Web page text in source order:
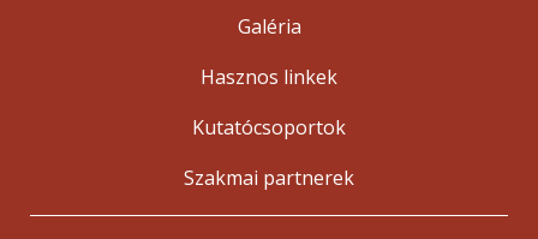
Galéria
Hasznos linkek
Kutatócsoportok
Szakmai partnerek